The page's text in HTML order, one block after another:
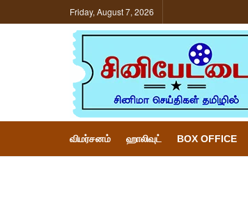
Friday, August 7, 2026
விமர்சனம் ஹாலிவுட் BOX OFFICE